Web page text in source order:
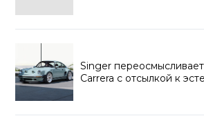
Singer переосмысливает
Carrera с отсылкой к